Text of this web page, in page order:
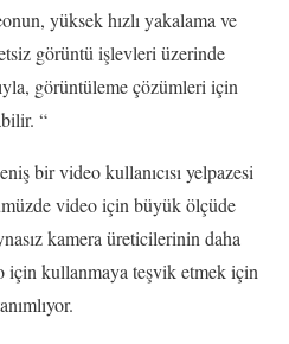
yüksek hızlı yakalama ve
görüntü işlevleri üzerinde
görüntüleme çözümleri için
“
bir video kullanıcısı yelpazesi
video için büyük ölçüde
kamera üreticilerinin daha
için kullanmaya teşvik etmek için